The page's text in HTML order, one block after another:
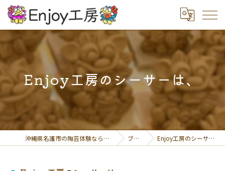
Enjoy工房のシーサーは、
沖縄県名護市の陶芸体験ならEnjoy工房 ブログ Enjoy工房のシーサーは、